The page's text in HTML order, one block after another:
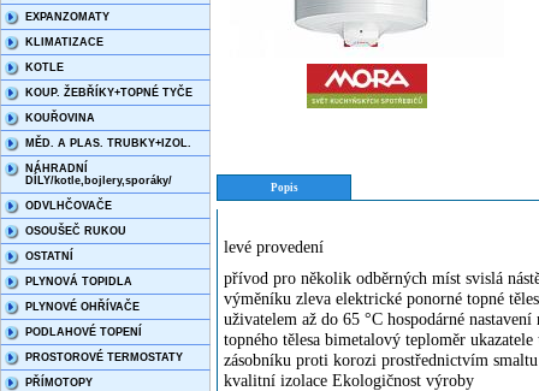
EXPANZOMATY
KLIMATIZACE
KOTLE
KOUP. ŽEBŘÍKY+TOPNÉ TYČE
KOUŘOVINA
MĚD. A PLAS. TRUBKY+IZOL.
NÁHRADNÍ
DÍLY/kotle,bojlery,sporáky/
ODVLHČOVAČE
OSOUŠEČ RUKOU
OSTATNÍ
PLYNOVÁ TOPIDLA
PLYNOVÉ OHŘÍVAČE
PODLAHOVÉ TOPENÍ
PROSTOROVÉ TERMOSTATY
PŘÍMOTOPY
Popis
levé provedení
přívod pro několik odběrných míst svislá
výměníku zleva elektrické ponorné topné
uživatelem až do 65 °C hospodárné
topného tělesa bimetalový teploměr
zásobníku proti korozi prostřednictvím
kvalitní izolace Ekologičnost výroby